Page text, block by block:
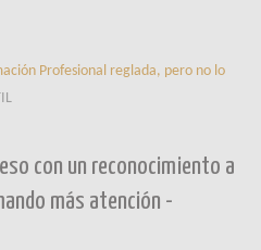
Profesional reglada, pero no lo
con un reconocimiento a
más atención -